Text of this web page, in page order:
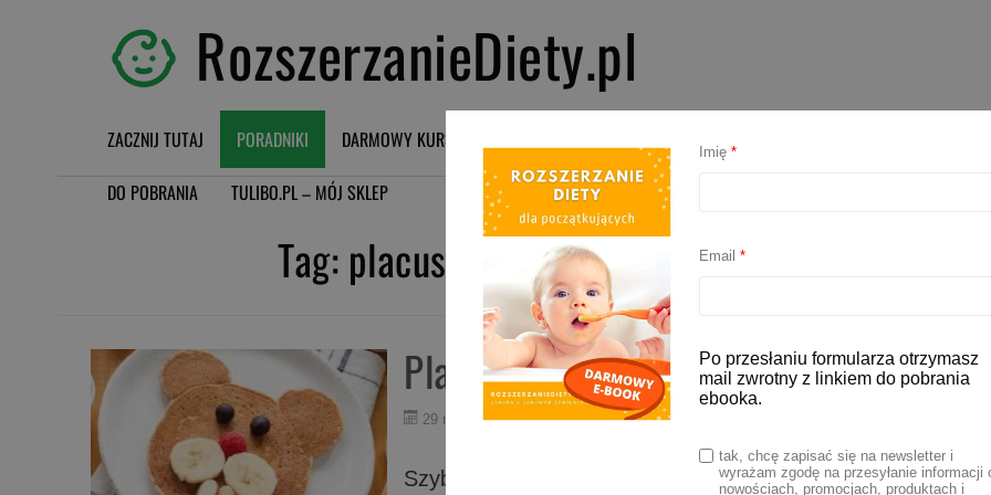
RozszerzanieDiety.pl
ZACZNIJ TUTAJ PORADNIKI DARMOWY KURS BLW
DO POBRANIA
TULIBO.PL – MÓJ SKLEP
Tag: placuszki owsiane z bananem
Placuszki owsiane z bananem
29 marca 2021
Szybkie i proste w przygotowaniu placuszki owsiane z 3
Imię *
Email *
Po przesłaniu formularza otrzymasz
mail zwrotny z linkiem do pobrania
ebooka.
tak, chcę zapisać się na newsletter i
wyrażam zgodę na przesyłanie informacji
nowościach, promocjach, produktach i